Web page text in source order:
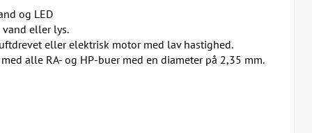
og LED
eller lys.
eller elektrisk motor med lav hastighed.
alle RA- og HP-buer med en diameter på 2,35 mm.